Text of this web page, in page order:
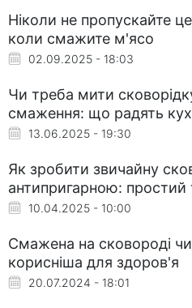
Ніколи не пропускайте
коли смажите м'ясо
02.09.2025 - 18:03
Чи треба мити
смаження: що радять
13.06.2025 - 19:30
Як зробити звичайну
антипригарною: простий
10.04.2025 - 10:00
Смажена на сковороді
корисніша для здоров'я
20.07.2024 - 18:01